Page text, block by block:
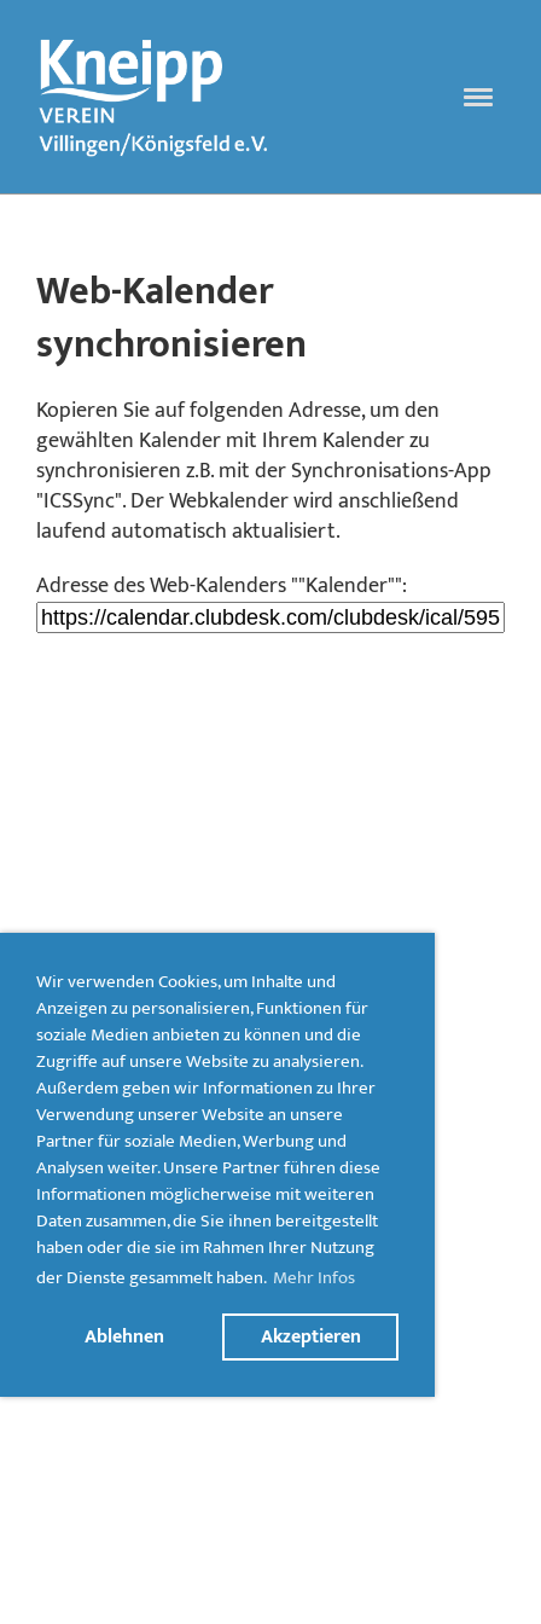
Wir verwenden Cookies, um Inhalte und
Anzeigen zu personalisieren, Funktionen für
soziale Medien anbieten zu können und die
Zugriffe auf unsere Website zu analysieren.
Außerdem geben wir Informationen zu Ihrer
Verwendung unserer Website an unsere
Partner für soziale Medien, Werbung und
Analysen weiter. Unsere Partner führen diese
Informationen möglicherweise mit weiteren
Daten zusammen, die Sie ihnen bereitgestellt
haben oder die sie im Rahmen Ihrer Nutzung
der Dienste gesammelt haben. Mehr Infos
Ablehnen Akzeptieren
Web-Kalender
synchronisieren
Kopieren Sie auf folgenden Adresse, um den
gewählten Kalender mit Ihrem Kalender zu
synchronisieren z.B. mit der Synchronisations-App
"ICSSync". Der Webkalender wird anschließend
laufend automatisch aktualisiert.
Adresse des Web-Kalenders ""Kalender"":